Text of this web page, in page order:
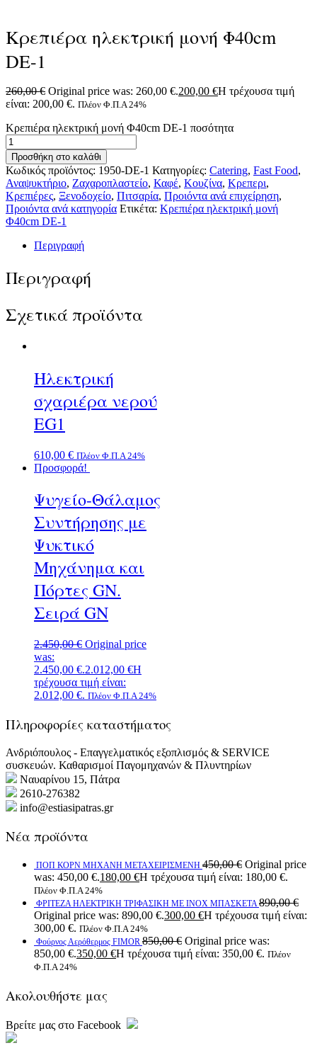
Κρεπιέρα ηλεκτρική μονή Φ40cm
DE-1
260,00€ Original price was: 260,00 €.200,00 €Η τρέχουσα τιμή
είναι: 200,00 €. Πλέον Φ.Π.Α 24%
Κρεπιέρα ηλεκτρική μονή Φ40cm DE-1 ποσότητα
Προσθήκη στο καλάθι
Κωδικός προϊόντος: 1950-DE-1 Κατηγορίες: Catering, Fast Food,
Αναψυκτήριο, Ζαχαροπλαστείο, Καφέ, Κουζίνα, Κρεπερι,
Κρεπιέρες, Ξενοδοχείο, Πιτσαρία, Προιόντα ανά επιχείρηση,
Προιόντα ανά κατηγορία Ετικέτα: Κρεπιέρα ηλεκτρική μονή
Φ40cm DE-1
Περιγραφή
Περιγραφή
Σχετικά προϊόντα
Ηλεκτρική
σχαριέρα νερού
EG1
610,00 € Πλέον Φ.Π.Α 24%
Προσφορά!
Ψυγείο-Θάλαμος
Συντήρησης με
Ψυκτικό
Μηχάνημα και
Πόρτες GN.
Σειρά GN
2.450,00€ Original price
was:
2.450,00 €.2.012,00 €Η
τρέχουσα τιμή είναι:
2.012,00 €. Πλέον Φ.Π.Α 24%
Πληροφορίες καταστήματος
Ανδριόπουλος - Επαγγελματικός εξοπλισμός & SERVICE
συσκευών. Καθαρισμοί Παγομηχανών & Πλυντηρίων
Ναυαρίνου 15, Πάτρα
2610-276382
info@estiasipatras.gr
Νέα προϊόντα
ΠΟΠ ΚΟΡΝ ΜΗΧΑΝΗ ΜΕΤΑΧΕΙΡΙΣΜΕΝΗ 450,00€ Original price
was: 450,00 €.180,00 €Η τρέχουσα τιμή είναι: 180,00 €.
Πλέον Φ.Π.Α 24%
ΦΡΙΤΕΖΑ ΗΛΕΚΤΡΙΚΗ ΤΡΙΦΑΣΙΚΗ ΜΕ ΙΝΟΧ ΜΠΑΣΚΕΤΑ 890,00€
Original price was: 890,00 €.300,00 €Η τρέχουσα τιμή είναι:
300,00 €. Πλέον Φ.Π.Α 24%
Φούρνος Αερόθερμος FIMOR 850,00€ Original price was:
850,00 €.350,00 €Η τρέχουσα τιμή είναι: 350,00 €. Πλέον
Φ.Π.Α 24%
Ακολουθήστε μας
Βρείτε μας στο Facebook